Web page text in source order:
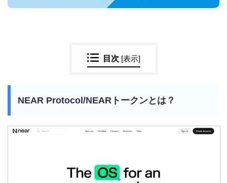
目次 [表示]
NEAR Protocol/NEARトークンとは？